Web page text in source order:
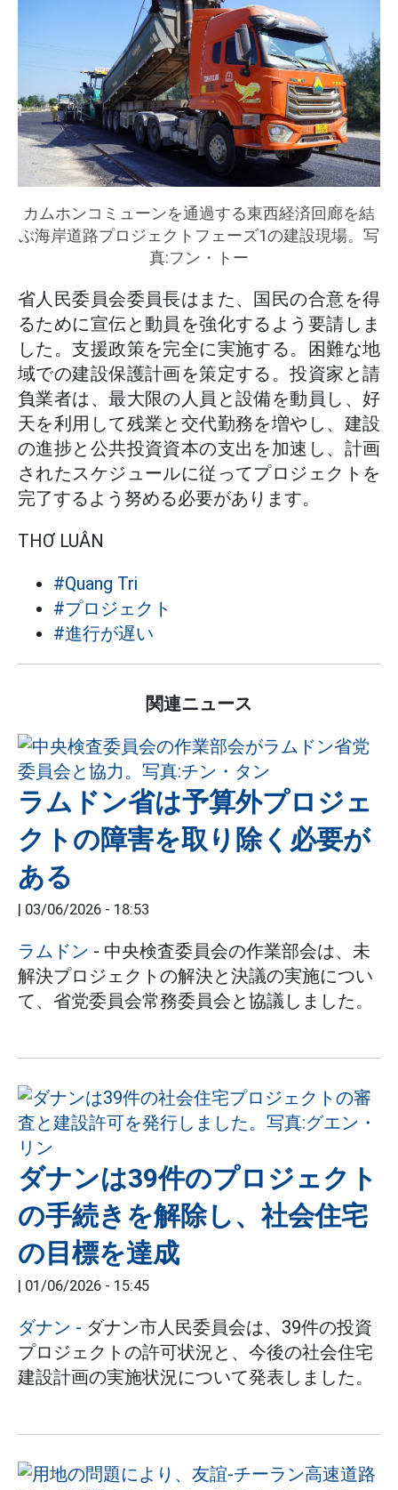
カムホンコミューンを通過する東西経済回廊を結
ぶ海岸道路プロジェクトフェーズ1の建設現場。写
真:フン・トー
省人民委員会委員長はまた、国民の合意を得
るために宣伝と動員を強化するよう要請しま
した。支援政策を完全に実施する。困難な地
域での建設保護計画を策定する。投資家と請
負業者は、最大限の人員と設備を動員し、好
天を利用して残業と交代勤務を増やし、建設
の進捗と公共投資資本の支出を加速し、計画
されたスケジュールに従ってプロジェクトを
完了するよう努める必要があります。
THƠ LUÂN
#Quang Tri
#プロジェクト
#進行が遅い
関連ニュース
ラムドン省は予算外プロジェ
クトの障害を取り除く必要が
ある
03/06/2026 - 18:53
ラムドン - 中央検査委員会の作業部会は、未
解決プロジェクトの解決と決議の実施につい
て、省党委員会常務委員会と協議しました。
ダナンは39件のプロジェクト
の手続きを解除し、社会住宅
の目標を達成
01/06/2026 - 15:45
ダナン - ダナン市人民委員会は、39件の投資
プロジェクトの許可状況と、今後の社会住宅
建設計画の実施状況について発表しました。